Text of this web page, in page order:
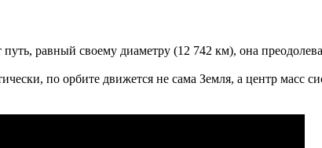
равный своему диаметру (12 742 км), она
по орбите движется не сама Земля, а центр